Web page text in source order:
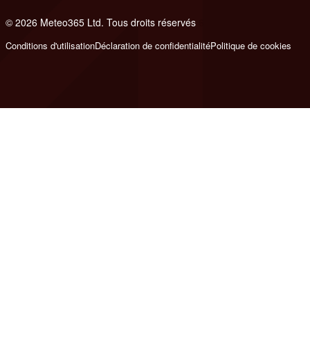
© 2026 Meteo365 Ltd. Tous droits réservés
Conditions d'utilisationDéclaration de confidentialitéPolitique de cookies